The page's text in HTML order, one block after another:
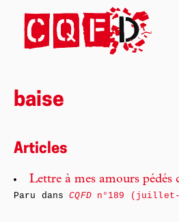
baise
Articles
Lettre à mes amours pédés
Paru dansCQFDn°189 (juillet-